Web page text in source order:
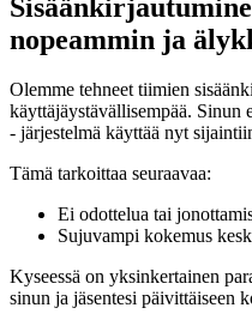
nopeammin ja
Olemme tehneet tiimien
käyttäjäystävällisempää. Sinun
- järjestelmä käyttää nyt
Tämä tarkoittaa seuraavaa:
Ei odottelua tai
Sujuvampi kokemus
Kyseessä on yksinkertainen
sinun ja jäsentesi päivittäiseen